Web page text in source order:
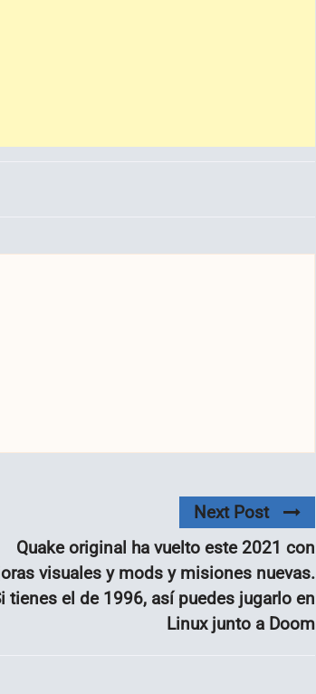
Next Post
Quake original ha vuelto este 2021 con
visuales y mods y misiones nuevas.
tienes el de 1996, así puedes jugarlo en
Linux junto a Doom